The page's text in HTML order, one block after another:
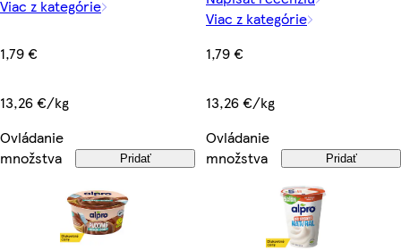
Viac z kategórie
1,79 €
13,26 €/kg
Ovládanie
množstva
Pridať
Viac z kategórie
1,79 €
13,26 €/kg
Ovládanie
množstva
Pridať